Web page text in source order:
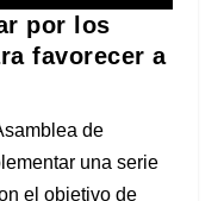
por los
favorecer a
de
una serie
el objetivo de